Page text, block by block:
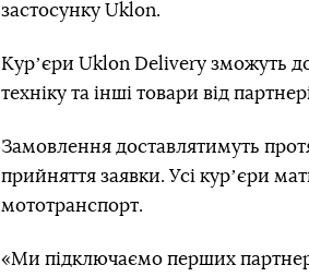
застосунку Uklon.
Курʼєри Uklon Delivery зможуть
техніку та інші товари від
Замовлення доставлятимуть
прийняття заявки. Усі курʼєри
мототранспорт.
«Ми підключаємо перших